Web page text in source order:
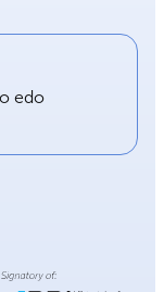
edo